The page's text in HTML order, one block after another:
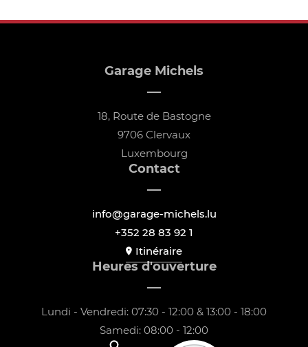
Garage Michels
18, Route de Bastogne
9706 Clervaux
Luxembourg
Contact
info@garage-michels.lu
+352 28 83 92 1
Itinéraire
Heures d'ouverture
Lundi - Vendredi: 07:30 - 12:00 & 13:00 - 18:00
Samedi: 08:00 - 12:00